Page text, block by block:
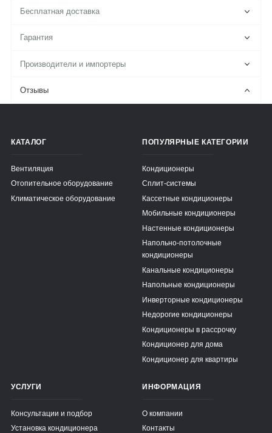
Бесплатная доставка
Гарантия
Производители и импортеры
Отзывы
КАТАЛОГ
Вентиляция
Отопительное оборудование
Климатическое оборудование
ПОПУЛЯРНЫЕ КАТЕГОРИИ
Кондиционеры
Сплит-системы
Кассетные кондиционеры
Мобильные кондиционеры
Настенные кондиционеры
Напольно-потолочные
кондиционеры
Канальные кондиционеры
Напольные кондиционеры
Инверторные кондиционеры
Недорогие кондиционеры
Кондиционеры в рассрочку
Кондиционер для дома
Кондиционер для квартиры
УСЛУГИ
Консультации и подбор
Установка кондиционера
ИНФОРМАЦИЯ
О компании
Контакты